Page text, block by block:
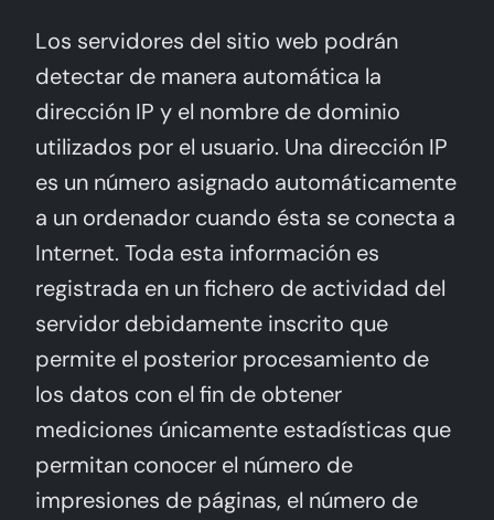
Los servidores del sitio web podrán
detectar de manera automática la
dirección IP y el nombre de dominio
utilizados por el usuario. Una dirección IP
es un número asignado automáticamente
a un ordenador cuando ésta se conecta a
Internet. Toda esta información es
registrada en un fichero de actividad del
servidor debidamente inscrito que
permite el posterior procesamiento de
los datos con el fin de obtener
mediciones únicamente estadísticas que
permitan conocer el número de
impresiones de páginas, el número de